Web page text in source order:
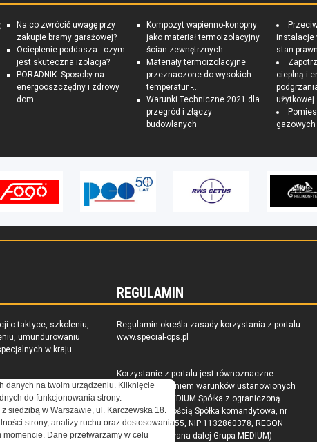
Na co zwrócić uwagę przy
zakupie bramy garażowej?
Ocieplenie poddasza - czym
jest skuteczna izolacja?
PORADNIK: Sposoby na
energooszczędny i zdrowy
dom
Kompozyt wapienno-konopny
jako materiał termoizolacyjny
ścian zewnętrznych
Materiały termoizolacyjne
przeznaczone do wysokich
temperatur -...
Warunki Techniczne 2021 dla
przegród i złączy
budowlanych
instalacje
stan
cieplną i
użytkowej
gazowych
o taktyce, szkoleniu,
umundurowaniu
w kraju
REGULAMIN
Regulamin określa zasady korzystania z portalu
www.special-ops.pl
Korzystanie z portalu jest równoznaczne
z zaakceptowaniem warunków ustanowionych
przez Grupa MEDIUM Spółka z ograniczoną
odpowiedzialnością Spółka komandytowa, nr
KRS: 0000537655, NIP 1132860378, REGON
146393437 (zwana dalej Grupa MEDIUM)
danych na twoim urządzeniu. Kliknięcie
do funkcjonowania strony.
siedzibą w Warszawie, ul. Karczewska 18.
strony, analizy ruchu oraz dostosowania
Dane przetwarzamy w celu